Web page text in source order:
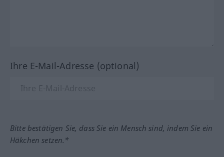
Ihre E-Mail-Adresse (optional)
Bitte bestätigen Sie, dass Sie ein Mensch sind, indem Sie ein
Häkchen setzen.*